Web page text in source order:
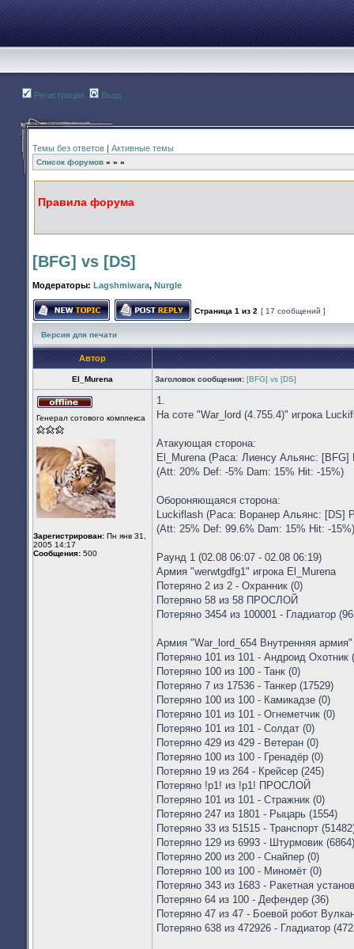
Регистрация Вход
Темы без ответов | Активные темы
Список форумов » » »
Правила форума
[BFG] vs [DS]
Модераторы: Lagshmiwara, Nurgle
Начать новую тему Ответить на тему
Страница 1 из 2 [ 17 сообщений ]
Версия для печати
Автор
El_Murena Заголовок сообщения: [BFG] vs [DS]
в
Генерал сотового комплекса
Зарегистрирован: Пн янв 31,
2005 14:17
Сообщения: 500
1.
На соте "War_lord (4.755.4)" игрока
Атакующая сторона:
El_Murena (Раса: Лиенсу Альянс:
(Att: 20% Def: -5% Dam: 15% Hit: -15%)
Обороняющаяся сторона:
Luckiflash (Раса: Воранер Альянс: [DS]
(Att: 25% Def: 99.6% Dam: 15% Hit: -15%)
Раунд 1 (02.08 06:07 - 02.08 06:19)
Армия "werwtgdfg1" игрока El_Murena
Потеряно 2 из 2 - Охранник (0)
Потеряно 58 из 58 ПРОСЛОЙ
Потеряно 3454 из 100001 - Гладиатор
Армия "War_lord_654 Внутренняя
Потеряно 101 из 101 - Андроид Охотник
Потеряно 100 из 100 - Танк (0)
Потеряно 7 из 17536 - Танкер (17529)
Потеряно 100 из 100 - Камикадзе (0)
Потеряно 101 из 101 - Огнеметчик (0)
Потеряно 101 из 101 - Солдат (0)
Потеряно 429 из 429 - Ветеран (0)
Потеряно 100 из 100 - Гренадёр (0)
Потеряно 19 из 264 - Крейсер (245)
Потеряно !p1! из !p1! ПРОСЛОЙ
Потеряно 101 из 101 - Стражник (0)
Потеряно 247 из 1801 - Рыцарь (1554)
Потеряно 33 из 51515 - Транспорт
Потеряно 129 из 6993 - Штурмовик (6864)
Потеряно 200 из 200 - Снайпер (0)
Потеряно 100 из 100 - Миномёт (0)
Потеряно 343 из 1683 - Ракетная
Потеряно 64 из 100 - Дефендер (36)
Потеряно 47 из 47 - Боевой робот
Потеряно 638 из 472926 - Гладиатор